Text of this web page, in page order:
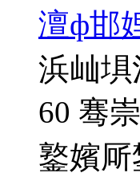
澶ф邯
浜屾
60 骞
鐜嬪